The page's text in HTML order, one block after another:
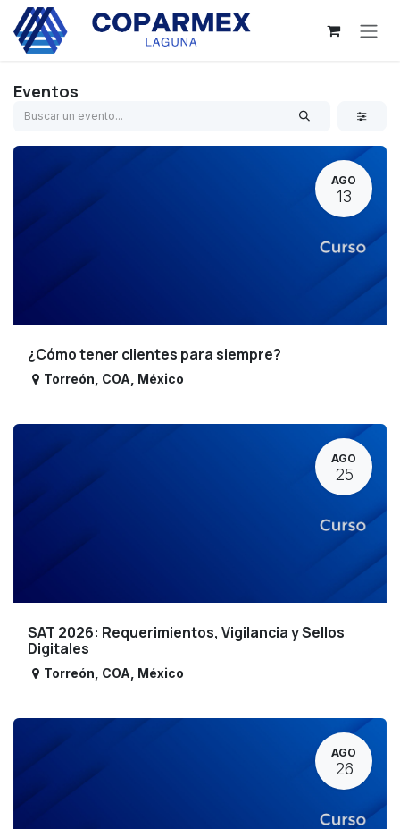
Ir al contenido
Eventos
AGO
13
¿Cómo tener clientes para siempre?
Torreón COA México
AGO
25
SAT 2026: Requerimientos, Vigilancia y Sellos
Digitales
Torreón COA México
AGO
26